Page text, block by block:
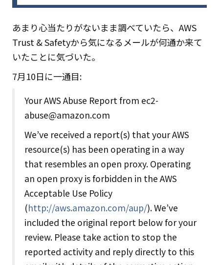
あまり心当たりがないまま調べていたら、AWS
Trust & Safetyから気になるメールが何通か来て
いたことに気づいた。
7月10日に一通目:
Your AWS Abuse Report from ec2-
abuse@amazon.com
We’ve received a report(s) that your AWS
resource(s) has been operating in a way
that resembles an open proxy. Operating
an open proxy is forbidden in the AWS
Acceptable Use Policy
(http://aws.amazon.com/aup/). We’ve
included the original report below for your
review. Please take action to stop the
reported activity and reply directly to this